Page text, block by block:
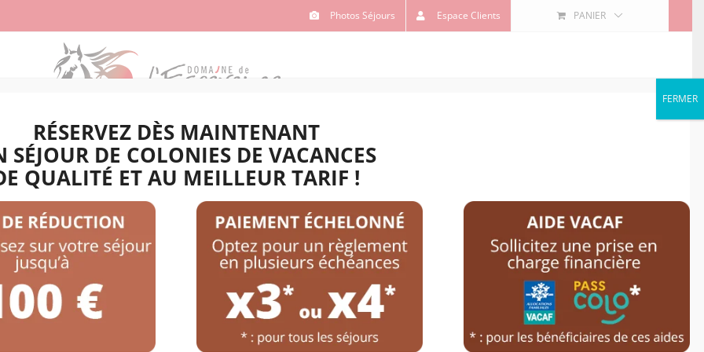
Photos Séjours Espace Clients PANIER
CLUB SÉJOURS ADULTES AUTRES ACTIVITÉS
RÉSERVEZ DÈS MAINTENANT
SÉJOUR DE COLONIES DE VACANCES
QUALITÉ ET AU MEILLEUR TARIF !
FERMER